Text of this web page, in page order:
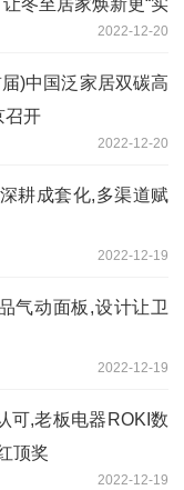
冬至居家焕新更“实
2022-12-20
)中国泛家居双碳高
召开
2022-12-20
耕成套化,多渠道赋
2022-12-19
气动面板,设计让卫
2022-12-19
可,老板电器ROKI数
顶奖
2022-12-19